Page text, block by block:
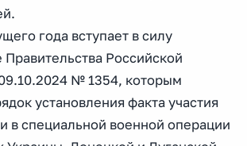
года вступает в силу
Правительства Российской
№ 1354, которым
установления факта участия
в специальной военной операции